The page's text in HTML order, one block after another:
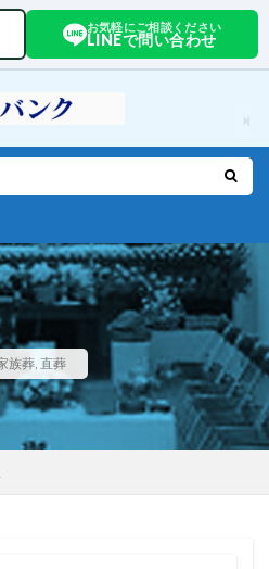
お気軽にご相談ください
LINEで問い合わせ
族葬, 直葬